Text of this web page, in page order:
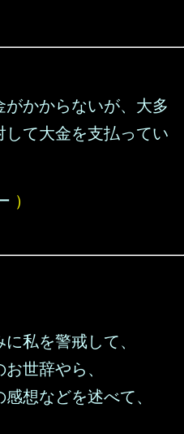
がかからないが、大多
て大金を支払ってい
）
私を警戒して、
世辞やら、
想などを述べて、